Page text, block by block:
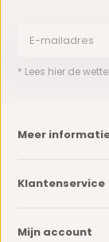
* Lees hier de
Meer
Klantenservice
Mijn account